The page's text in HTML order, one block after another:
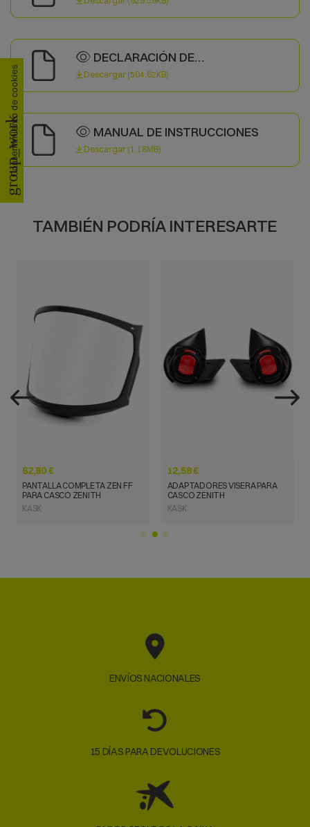
DECLARACIÓN DE
CONFORMIDAD
Descargar (504.62KB)
MANUAL DE INSTRUCCIONES
Descargar (1.18MB)
TAMBIÉN PODRÍA INTERESARTE
62,80 €
PANTALLA COMPLETA ZEN FF
PARA CASCO ZENITH
KASK
VISTA RÁPIDA
12,58 €
ADAPTADORES VISERA PARA
CASCO ZENITH
KASK
ENVÍOS NACIONALES
15 DÍAS PARA DEVOLUCIONES
group_work
Consentimiento de cookies